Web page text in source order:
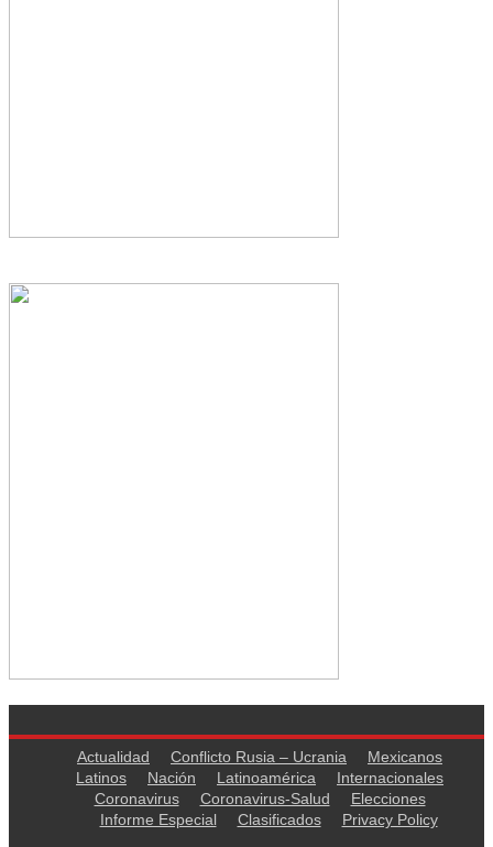
Actualidad Conflicto Rusia – Ucrania
Mexicanos
Latinos
Nación Latinoamérica
Internacionales
Coronavirus
Coronavirus-Salud
Elecciones
Informe Especial
Clasificados Privacy Policy